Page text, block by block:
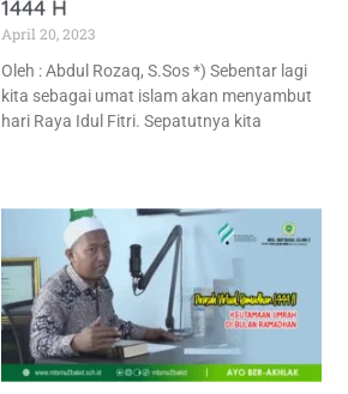
1444 H
April 20, 2023
Oleh : Abdul Rozaq, S.Sos *) Sebentar lagi
kita sebagai umat islam akan menyambut
hari Raya Idul Fitri. Sepatutnya kita